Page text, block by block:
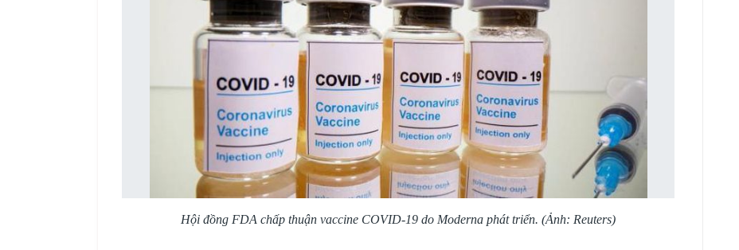
Hội đồng FDA chấp thuận vaccine COVID-19 do Moderna phát triển. (Ảnh: Reuters)